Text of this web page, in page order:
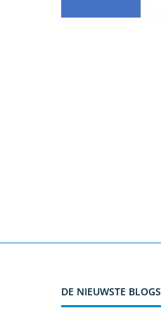
DE NIEUWSTE BLOGS